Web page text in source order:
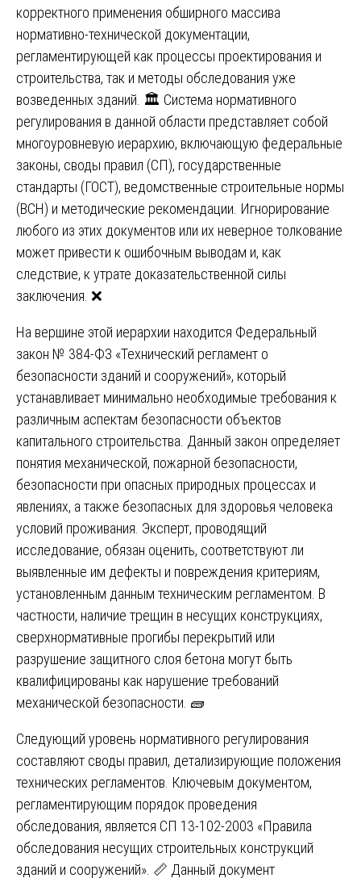
корректного применения обширного массива
нормативно-технической документации,
регламентирующей как процессы проектирования и
строительства, так и методы обследования уже
возведенных зданий. 🏛️ Система нормативного
регулирования в данной области представляет собой
многоуровневую иерархию, включающую федеральные
законы, своды правил (СП), государственные
стандарты (ГОСТ), ведомственные строительные нормы
(ВСН) и методические рекомендации. Игнорирование
любого из этих документов или их неверное толкование
может привести к ошибочным выводам и, как
следствие, к утрате доказательственной силы
заключения. ❌
На вершине этой иерархии находится Федеральный
закон № 384-ФЗ «Технический регламент о
безопасности зданий и сооружений», который
устанавливает минимально необходимые требования к
различным аспектам безопасности объектов
капитального строительства. Данный закон определяет
понятия механической, пожарной безопасности,
безопасности при опасных природных процессах и
явлениях, а также безопасных для здоровья человека
условий проживания. Эксперт, проводящий
исследование, обязан оценить, соответствуют ли
выявленные им дефекты и повреждения критериям,
установленным данным техническим регламентом. В
частности, наличие трещин в несущих конструкциях,
сверхнормативные прогибы перекрытий или
разрушение защитного слоя бетона могут быть
квалифицированы как нарушение требований
механической безопасности. 🧱
Следующий уровень нормативного регулирования
составляют своды правил, детализирующие положения
технических регламентов. Ключевым документом,
регламентирующим порядок проведения
обследования, является СП 13-102-2003 «Правила
обследования несущих строительных конструкций
зданий и сооружений». 📏 Данный документ